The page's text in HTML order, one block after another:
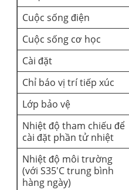
Cuộc sống điện
Cuộc sống cơ học
Cài đặt
Chỉ báo vị trí tiếp xúc
Lớp bảo vệ
Nhiệt độ tham chiếu để
cài đặt phần tử nhiệt
Nhiệt độ môi trường
(với S35'C trung bình
hàng ngày)